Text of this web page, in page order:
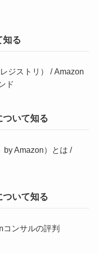
知る
ジストリ） /Amazon
ド
いて知る
by Amazon）とは /
いて知る
コンサルの評判